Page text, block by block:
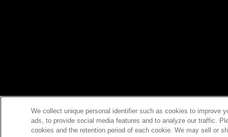
We collect unique personal identifier such as cookies to improve
ads, to provide social media features and to analyze our traffic.
cookies and the retention period of each cookie. We may sell or